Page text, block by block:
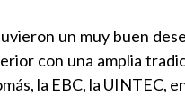
un muy buen
con una amplia
la EBC, la UINTEC,